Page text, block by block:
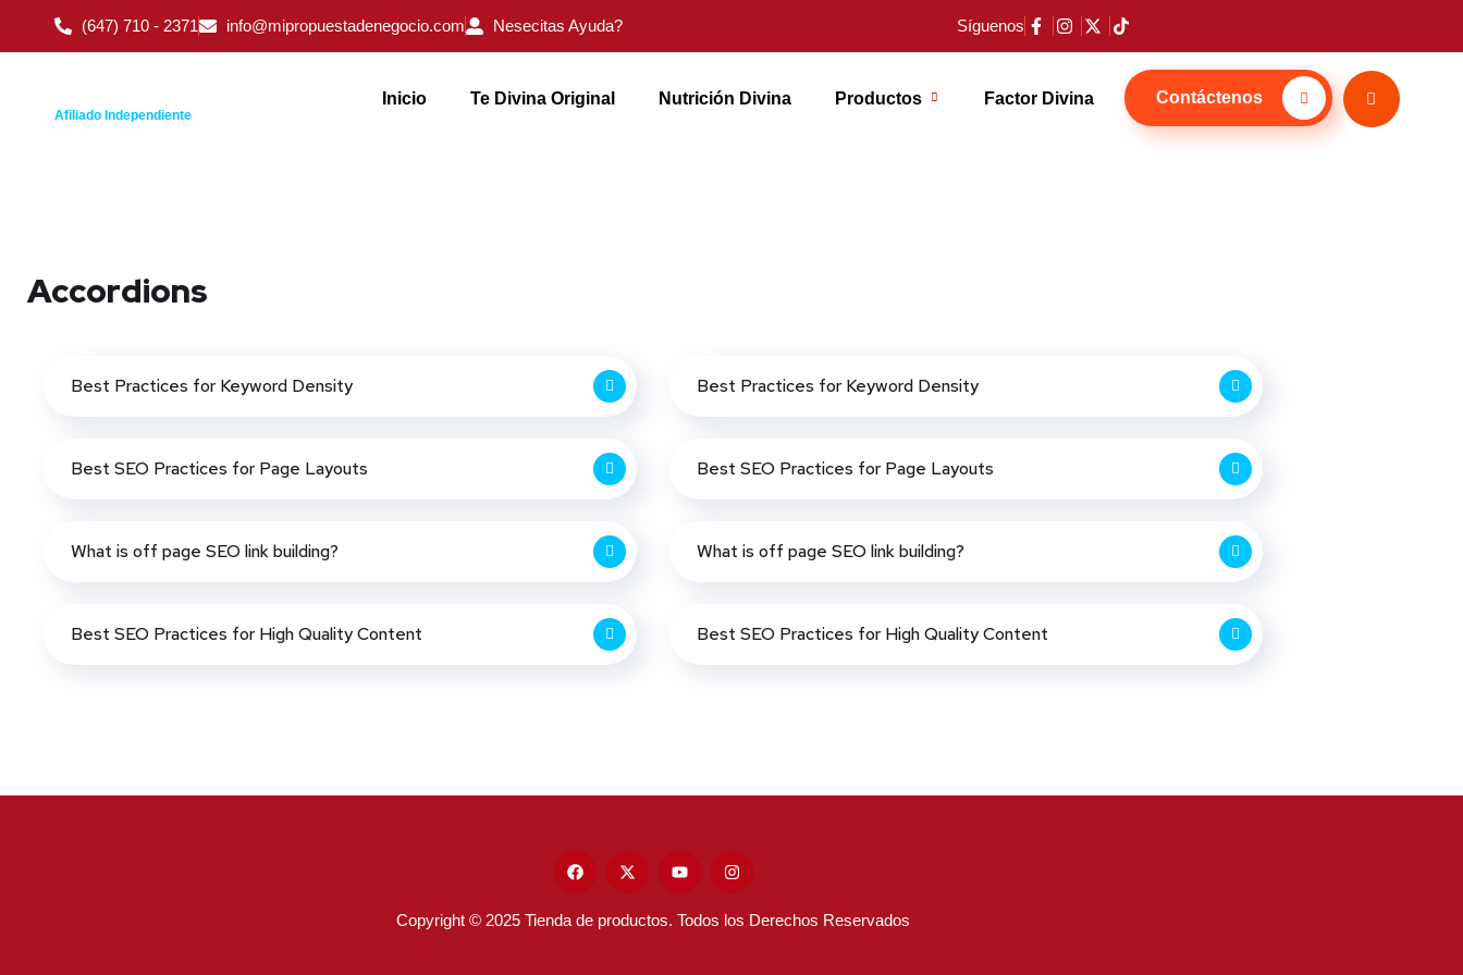
(647) 710 - 2371 info@mipropuestadenegocio.com Nesecitas Ayuda? Síguenos
Afiliado Independiente
Inicio Te Divina Original Nutrición Divina Productos Factor Divina Contáctenos
Accordions
Best Practices for Keyword Density
Best SEO Practices for Page Layouts
What is off page SEO link building?
Best SEO Practices for High Quality Content
Best Practices for Keyword Density
Best SEO Practices for Page Layouts
What is off page SEO link building?
Best SEO Practices for High Quality Content
Copyright © 2025 Tienda de productos. Todos los Derechos Reservados